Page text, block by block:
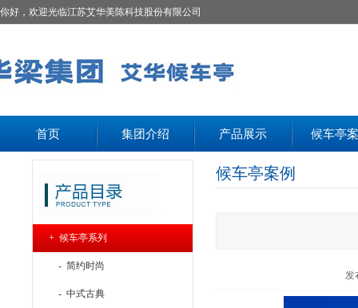
你好，欢迎光临江苏艾华美陈科技股份有限公司
首页 集团介绍 产品展示 候车亭
+ 候车亭系列
- 简约时尚
- 中式古典
候车亭案例
发